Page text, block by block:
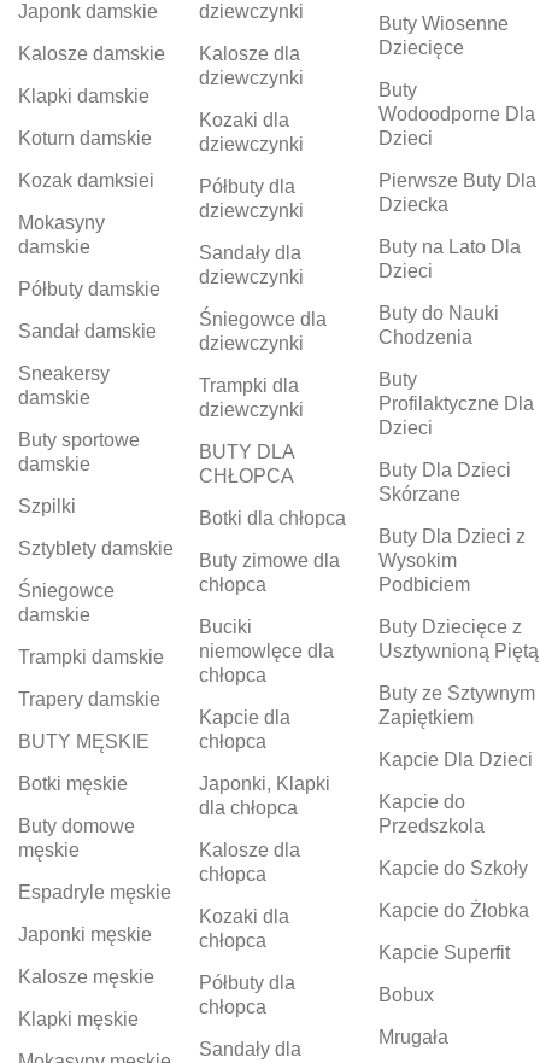
Japonk damskie
Kalosze damskie
Klapki damskie
Koturn damskie
Kozak damksiei
Mokasyny
damskie
Półbuty damskie
Sandał damskie
Sneakersy
damskie
Buty sportowe
damskie
Szpilki
Sztyblety damskie
Śniegowce
damskie
Trampki damskie
Trapery damskie
BUTY MĘSKIE
Botki męskie
Buty domowe
męskie
Espadryle męskie
Japonki męskie
Kalosze męskie
Klapki męskie
dziewczynki
Kalosze dla
dziewczynki
Kozaki dla
dziewczynki
Półbuty dla
dziewczynki
Sandały dla
dziewczynki
Śniegowce dla
dziewczynki
Trampki dla
dziewczynki
BUTY DLA
CHŁOPCA
Botki dla chłopca
Buty zimowe dla
chłopca
Buciki
niemowlęce dla
chłopca
Kapcie dla
chłopca
Japonki, Klapki
dla chłopca
Kalosze dla
chłopca
Kozaki dla
chłopca
Półbuty dla
chłopca
Sandały dla
Buty Wiosenne
Dziecięce
Buty
Wodoodporne Dla
Dzieci
Pierwsze Buty Dla
Dziecka
Buty na Lato Dla
Dzieci
Buty do Nauki
Chodzenia
Buty
Profilaktyczne Dla
Dzieci
Buty Dla Dzieci
Skórzane
Buty Dla Dzieci z
Wysokim
Podbiciem
Buty Dziecięce z
Usztywnioną Piętą
Buty ze Sztywnym
Zapiętkiem
Kapcie Dla Dzieci
Kapcie do
Przedszkola
Kapcie do Szkoły
Kapcie do Żłobka
Kapcie Superfit
Bobux
Mrugała